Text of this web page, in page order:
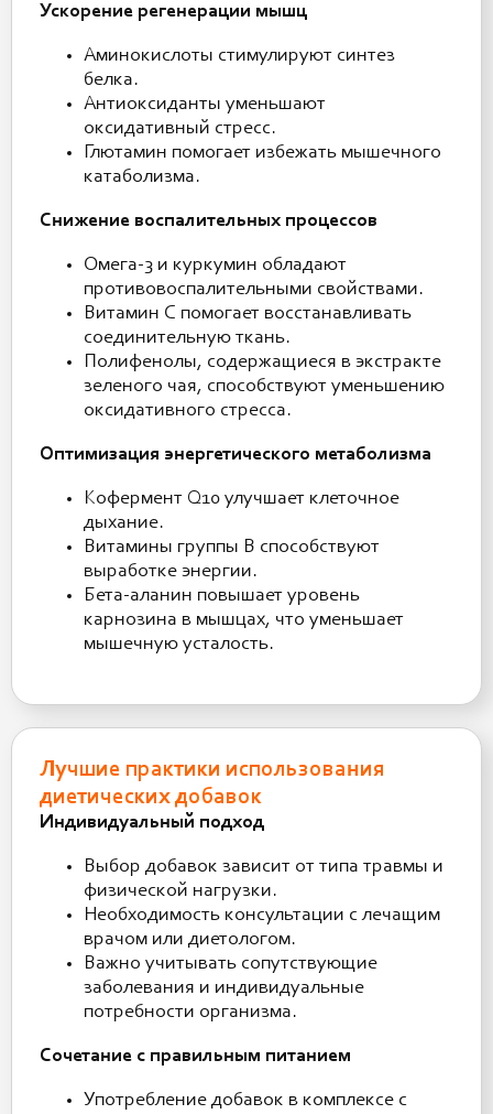
Ускорение регенерации мышц
Аминокислоты стимулируют синтез
белка.
Антиоксиданты уменьшают
оксидативный стресс.
Глютамин помогает избежать мышечного
катаболизма.
Снижение воспалительных процессов
Омега-3 и куркумин обладают
противовоспалительными свойствами.
Витамин C помогает восстанавливать
соединительную ткань.
Полифенолы, содержащиеся в экстракте
зеленого чая, способствуют уменьшению
оксидативного стресса.
Оптимизация энергетического метаболизма
Кофермент Q10 улучшает клеточное
дыхание.
Витамины группы B способствуют
выработке энергии.
Бета-аланин повышает уровень
карнозина в мышцах, что уменьшает
мышечную усталость.
Лучшие практики использования
диетических добавок
Индивидуальный подход
Выбор добавок зависит от типа травмы и
физической нагрузки.
Необходимость консультации с лечащим
врачом или диетологом.
Важно учитывать сопутствующие
заболевания и индивидуальные
потребности организма.
Сочетание с правильным питанием
Употребление добавок в комплексе с